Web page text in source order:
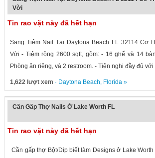
Vời
Tin rao vặt này đã hết hạn
Sang Tiệm Nail Tại Daytona Beach FL 32114 Cơ
Vời - Tiệm rộng 2600 sqft, gồm: - 16 ghế và 14
Phòng ăn riêng, và 2 restroom. - Tiện nghi đầy đủ với
1,622 lượt xem · Daytona Beach, Florida»
Cần Gấp Thợ Nails Ở Lake Worth FL
Tin rao vặt này đã hết hạn
Cần gấp thợ Bột/Dip biết làm Designs ở Lake